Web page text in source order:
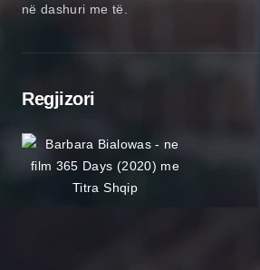
në dashuri me të.
Regjizori